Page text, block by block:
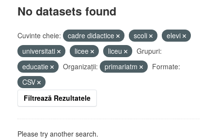
No datasets found
Cuvinte cheie: cadre didactice scoli
elevi
universitati
licee liceu
Grupuri:
educatie
Organizații: primariatm
Formate:
CSV
Filtrează Rezultatele
Please try another search.